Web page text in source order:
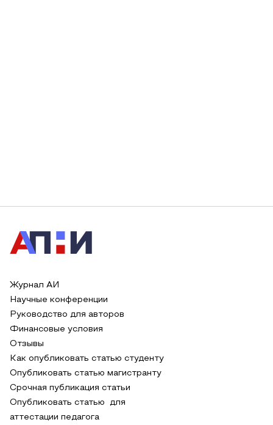
Журнал АИ
Научные конференции
Руководство для авторов
Финансовые условия
Отзывы
Как опубликовать статью студенту
Опубликовать статью магистранту
Срочная публикация статьи
Опубликовать статью для
аттестации педагога